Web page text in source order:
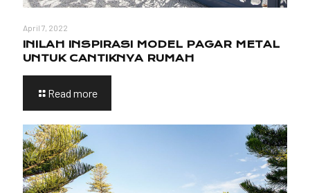
April 7, 2022
INILAH INSPIRASI MODEL PAGAR METAL
UNTUK CANTIKNYA RUMAH
Read more